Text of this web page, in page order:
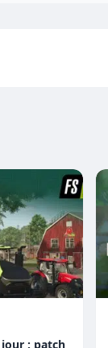
: patch